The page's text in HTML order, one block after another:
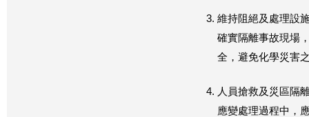
維持阻絕及處理設
確實隔離事故現場
全，避免化學災害
人員搶救及災區隔
應變處理過程中，